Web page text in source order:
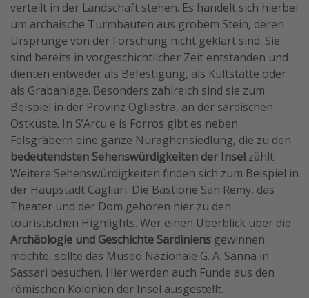
verteilt in der Landschaft stehen. Es handelt sich hierbei
um archaische Turmbauten aus grobem Stein, deren
Ursprünge von der Forschung nicht geklärt sind. Sie
sind bereits in vorgeschichtlicher Zeit entstanden und
dienten entweder als Befestigung, als Kultstätte oder
als Grabanlage. Besonders zahlreich sind sie zum
Beispiel in der Provinz Ogliastra, an der sardischen
Ostküste. In S’Arcu e is Forros gibt es neben
Felsgräbern eine ganze Nuraghensiedlung, die zu den
bedeutendsten Sehenswürdigkeiten der Insel zählt.
Weitere Sehenswürdigkeiten finden sich zum Beispiel in
der Haupstadt Cagliari. Die Bastione San Remy, das
Theater und der Dom gehören hier zu den
touristischen Highlights. Wer einen Überblick über die
Archäologie und Geschichte Sardiniens gewinnen
möchte, sollte das Museo Nazionale G. A. Sanna in
Sassari besuchen. Hier werden auch Funde aus den
römischen Kolonien der Insel ausgestellt.